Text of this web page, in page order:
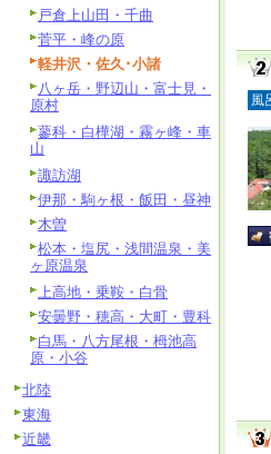
風
戸倉上山田・千曲
菅平・峰の原
軽井沢・佐久･小諸
八ヶ岳・野辺山・富士見・
原村
蓼科・白樺湖・霧ヶ峰・車
山
諏訪湖
伊那・駒ヶ根・飯田・昼神
木曽
松本・塩尻・浅間温泉・美
ヶ原温泉
上高地・乗鞍・白骨
安曇野・穂高・大町・豊科
白馬・八方尾根・栂池高
原・小谷
北陸
東海
近畿